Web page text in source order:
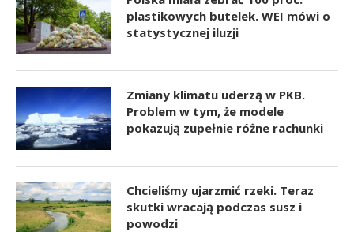
plastikowych butelek. WEI mówi o
statystycznej iluzji
Zmiany klimatu uderzą w PKB.
Problem w tym, że modele
pokazują zupełnie różne rachunki
Chcieliśmy ujarzmić rzeki. Teraz
skutki wracają podczas susz i
powodzi